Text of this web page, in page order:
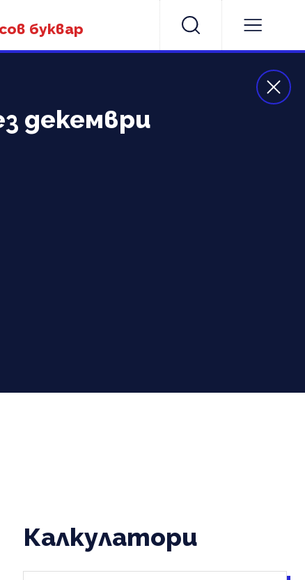
буквар
декември
Калкулатори